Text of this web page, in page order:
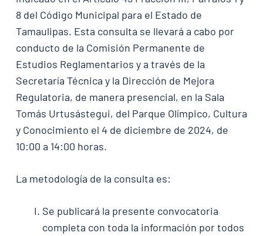
8 del Código Municipal para el Estado de
Tamaulipas. Esta consulta se llevará a cabo por
conducto de la Comisión Permanente de
Estudios Reglamentarios y a través de la
Secretaría Técnica y la Dirección de Mejora
Regulatoria, de manera presencial, en la Sala
Tomás Urtusástegui, del Parque Olímpico, Cultura
y Conocimiento el 4 de diciembre de 2024, de
10:00 a 14:00 horas.
La metodología de la consulta es:
Se publicará la presente convocatoria
completa con toda la información por todos